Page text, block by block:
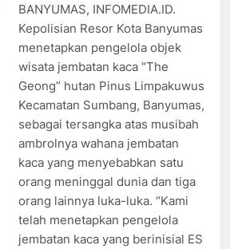
BANYUMAS, INFOMEDIA.ID.
Kepolisian Resor Kota Banyumas
menetapkan pengelola objek
wisata jembatan kaca “The
Geong” hutan Pinus Limpakuwus
Kecamatan Sumbang, Banyumas,
sebagai tersangka atas musibah
ambrolnya wahana jembatan
kaca yang menyebabkan satu
orang meninggal dunia dan tiga
orang lainnya luka-luka. “Kami
telah menetapkan pengelola
jembatan kaca yang berinisial ES